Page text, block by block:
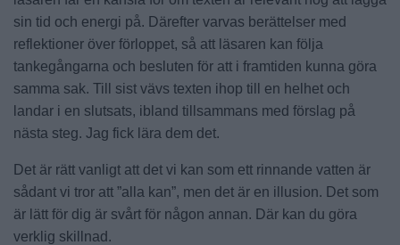
sin tid och energi på. Därefter varvas berättelser med
reflektioner över förloppet, så att läsaren kan följa
tankegångarna och besluten för att i framtiden kunna göra
samma sak. Till sist vävs texten ihop till en helhet och
landar i en slutsats, ibland tillsammans med förslag på
nästa steg. Jag fick lära dem det.
Det är rätt vanligt att det vi kan som ett rinnande vatten är
sådant vi tror att ”alla kan”, men det är en illusion. Det som
är lätt för dig är svårt för någon annan. Där kan du göra
verklig skillnad.